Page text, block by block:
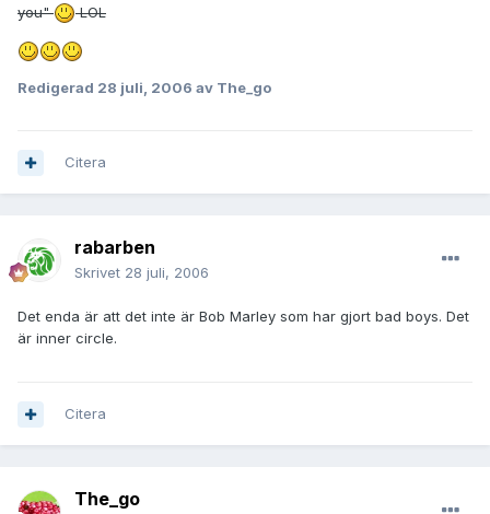
you"
LOL
Redigerad 28 juli, 2006 av The_go
Citera
rabarben
Skrivet 28 juli, 2006
Det enda är att det inte är Bob Marley som har gjort bad boys. Det
är inner circle.
Citera
The_go